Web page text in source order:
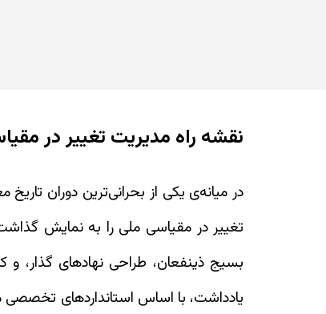
نقشه راه مدیریت تغییر در
در میانه‌ی یکی از بحرانی‌ترین دوران
تغییر در مقیاسی ملی را به نمایش
بسیج ذینفعان، طراحی نهادهای
یادداشت، با اساس استانداردهای